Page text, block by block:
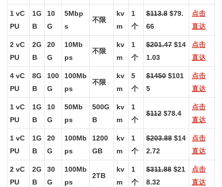
1 vC
PU
1G
B
10
G
5Mbp
s
不限
kv
m
1
个
$113.8 $79.
66
点击
直达
2 vC
PU
2G
B
20
G
10Mb
ps
不限
kv
m
1
个
$201.47 $14
1.03
点击
直达
4 vC
PU
8G
B
100
G
100Mb
ps
不限
kv
m
5
个
$1450 $101
5
点击
直达
1 vC
PU
1G
B
10
G
50Mb
ps
500G
B
kv
m
1
个
$112 $78.4
点击
直达
1 vC
PU
1G
B
20
G
100Mb
ps
1200
GB
kv
m
1
个
$203.88 $14
2.72
点击
直达
2 vC
PU
2G
B
30
G
100Mb
ps
2TB
kv
m
1
个
$311.88 $21
8.32
点击
直达